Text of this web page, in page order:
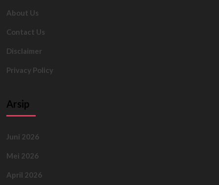
About Us
Contact Us
Disclaimer
Privacy Policy
Arsip
Juni 2026
Mei 2026
April 2026